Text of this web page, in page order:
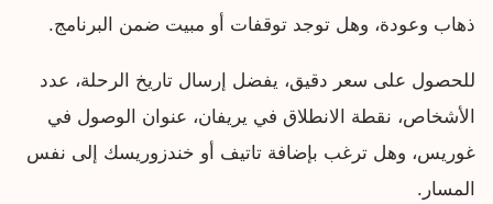
ذهاب وعودة، وهل توجد توقفات أو مبيت ضمن البرنامج.
للحصول على سعر دقيق، يفضل إرسال تاريخ الرحلة، عدد
الأشخاص، نقطة الانطلاق في يريفان، عنوان الوصول في
غوريس، وهل ترغب بإضافة تاتيف أو خندزوريسك إلى نفس
المسار.